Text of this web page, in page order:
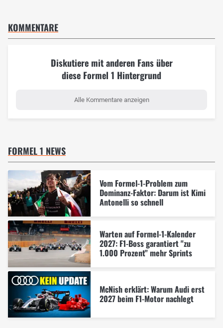
KOMMENTARE
Diskutiere mit anderen Fans über
diese Formel 1 Hintergrund
Alle Kommentare anzeigen
FORMEL 1 NEWS
Vom Formel-1-Problem zum
Dominanz-Faktor: Darum ist Kimi
Antonelli so schnell
Warten auf Formel-1-Kalender
2027: F1-Boss garantiert "zu
1.000 Prozent" mehr Sprints
McNish erklärt: Warum Audi erst
2027 beim F1-Motor nachlegt